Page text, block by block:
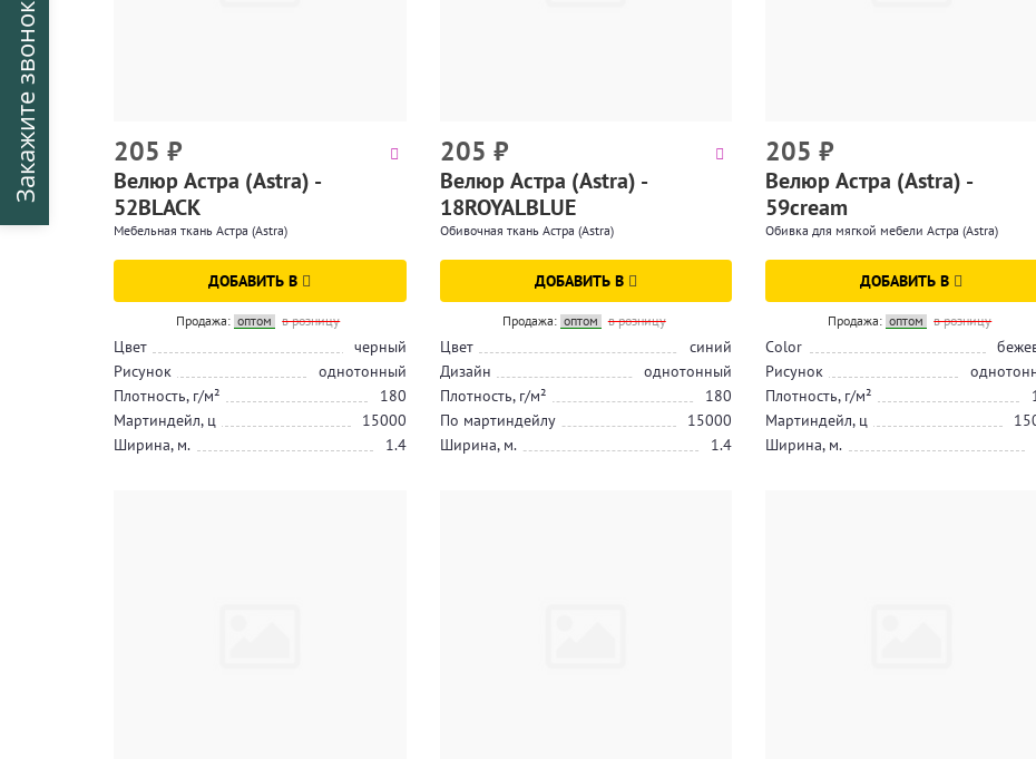
205 ₽
Велюр Астра (Astra) -
52BLACK
Мебельная ткань Астра (Astra)
ДОБАВИТЬ В
Продажа: оптом в розницу
Цвет
черный
Рисунок
однотонный
Плотность, г/м²
180
Мартиндейл, ц
15000
Ширина, м.
1.4
205 ₽
Велюр Астра (Astra) -
18ROYALBLUE
Обивочная ткань Астра (Astra)
ДОБАВИТЬ В
Продажа: оптом в розницу
Цвет
синий
Дизайн
однотонный
Плотность, г/м²
180
По мартиндейлу
15000
Ширина, м.
1.4
205 ₽
Велюр Астра (Astra) -
59cream
Обивка для мягкой мебели Астра (Astra)
ДОБАВИТЬ В
Продажа: оптом в розницу
Color
Рисунок
Плотность, г/м²
Мартиндейл, ц
Ширина, м.
Закажите звонок